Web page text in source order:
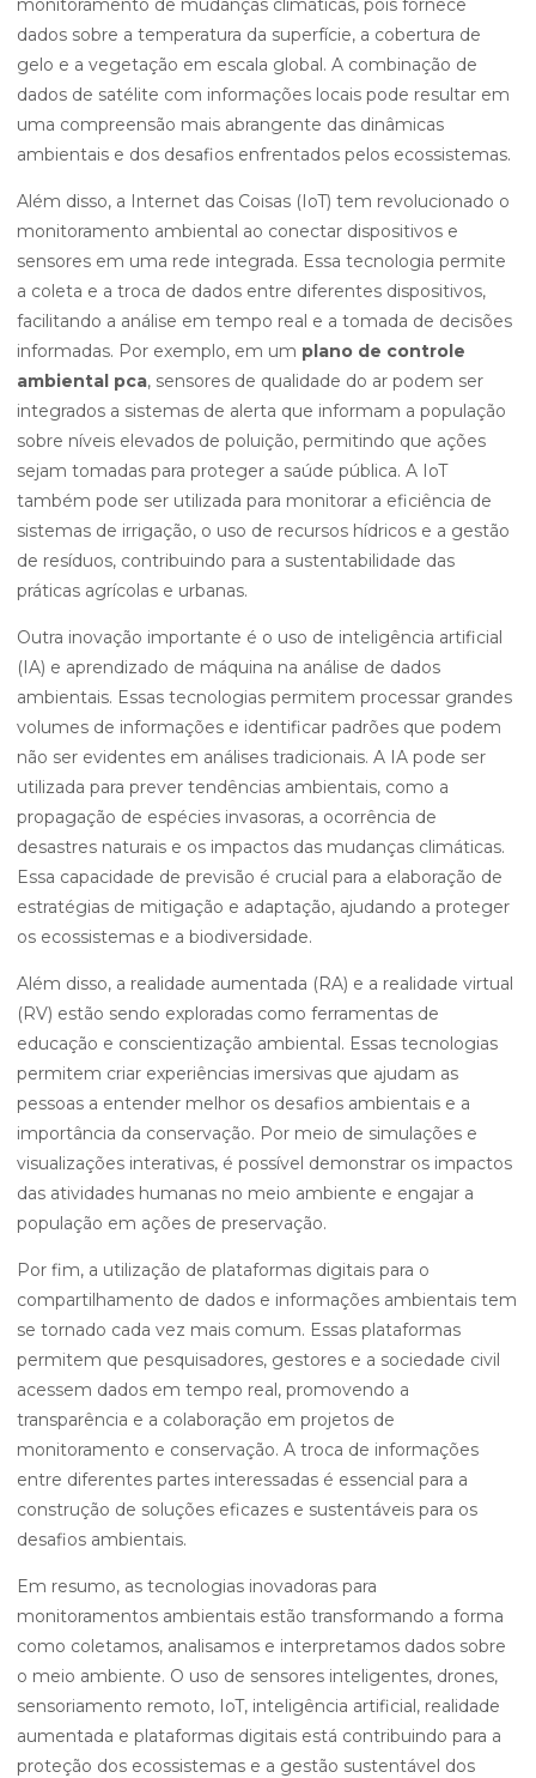
monitoramento de mudanças climáticas, pois fornece
dados sobre a temperatura da superfície, a cobertura de
gelo e a vegetação em escala global. A combinação de
dados de satélite com informações locais pode resultar em
uma compreensão mais abrangente das dinâmicas
ambientais e dos desafios enfrentados pelos ecossistemas.
Além disso, a Internet das Coisas (IoT) tem revolucionado o
monitoramento ambiental ao conectar dispositivos e
sensores em uma rede integrada. Essa tecnologia permite
a coleta e a troca de dados entre diferentes dispositivos,
facilitando a análise em tempo real e a tomada de decisões
informadas. Por exemplo, em um plano de controle
ambiental pca, sensores de qualidade do ar podem ser
integrados a sistemas de alerta que informam a população
sobre níveis elevados de poluição, permitindo que ações
sejam tomadas para proteger a saúde pública. A IoT
também pode ser utilizada para monitorar a eficiência de
sistemas de irrigação, o uso de recursos hídricos e a gestão
de resíduos, contribuindo para a sustentabilidade das
práticas agrícolas e urbanas.
Outra inovação importante é o uso de inteligência artificial
(IA) e aprendizado de máquina na análise de dados
ambientais. Essas tecnologias permitem processar grandes
volumes de informações e identificar padrões que podem
não ser evidentes em análises tradicionais. A IA pode ser
utilizada para prever tendências ambientais, como a
propagação de espécies invasoras, a ocorrência de
desastres naturais e os impactos das mudanças climáticas.
Essa capacidade de previsão é crucial para a elaboração de
estratégias de mitigação e adaptação, ajudando a proteger
os ecossistemas e a biodiversidade.
Além disso, a realidade aumentada (RA) e a realidade virtual
(RV) estão sendo exploradas como ferramentas de
educação e conscientização ambiental. Essas tecnologias
permitem criar experiências imersivas que ajudam as
pessoas a entender melhor os desafios ambientais e a
importância da conservação. Por meio de simulações e
visualizações interativas, é possível demonstrar os impactos
das atividades humanas no meio ambiente e engajar a
população em ações de preservação.
Por fim, a utilização de plataformas digitais para o
compartilhamento de dados e informações ambientais tem
se tornado cada vez mais comum. Essas plataformas
permitem que pesquisadores, gestores e a sociedade civil
acessem dados em tempo real, promovendo a
transparência e a colaboração em projetos de
monitoramento e conservação. A troca de informações
entre diferentes partes interessadas é essencial para a
construção de soluções eficazes e sustentáveis para os
desafios ambientais.
Em resumo, as tecnologias inovadoras para
monitoramentos ambientais estão transformando a forma
como coletamos, analisamos e interpretamos dados sobre
o meio ambiente. O uso de sensores inteligentes, drones,
sensoriamento remoto, IoT, inteligência artificial, realidade
aumentada e plataformas digitais está contribuindo para a
proteção dos ecossistemas e a gestão sustentável dos